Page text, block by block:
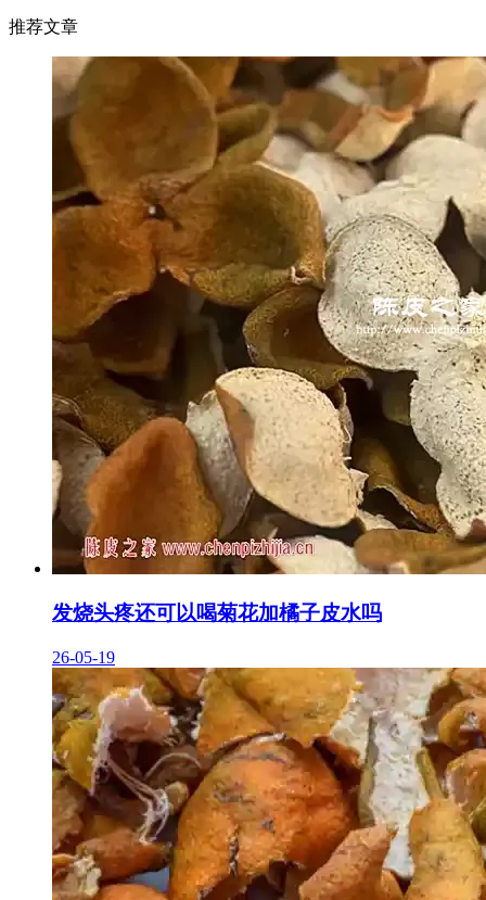
推荐文章
发烧头疼还可以喝菊花加橘子皮水吗
26-05-19